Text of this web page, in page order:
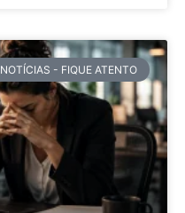
NOTÍCIAS - FIQUE ATENTO